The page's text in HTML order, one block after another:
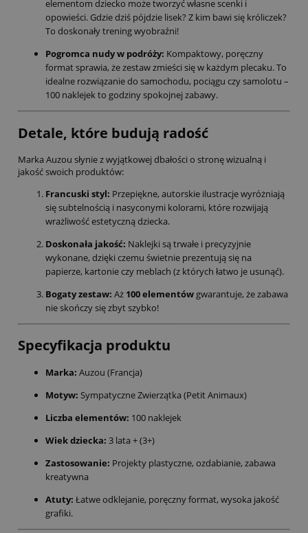
elementom dziecko może tworzyć własne scenki i
opowieści. Gdzie dziś pójdzie lisek? Z kim bawi się króliczek?
To doskonały trening wyobraźni!
Pogromca nudy w podróży: Kompaktowy, poręczny
format sprawia, że zestaw zmieści się w każdym plecaku. To
idealne rozwiązanie do samochodu, pociągu czy samolotu –
100 naklejek to godziny spokojnej zabawy.
Detale, które budują radość
Marka Auzou słynie z wyjątkowej dbałości o stronę wizualną i
jakość swoich produktów:
Francuski styl: Przepiękne, autorskie ilustracje wyróżniają
się subtelnością i nasyconymi kolorami, które rozwijają
wrażliwość estetyczną dziecka.
Doskonała jakość: Naklejki są trwałe i precyzyjnie
wykonane, dzięki czemu świetnie prezentują się na
papierze, kartonie czy meblach (z których łatwo je usunąć).
Bogaty zestaw: Aż 100 elementów gwarantuje, że zabawa
nie skończy się zbyt szybko!
Specyfikacja produktu
Marka: Auzou (Francja)
Motyw: Sympatyczne Zwierzątka (Petit Animaux)
Liczba elementów: 100 naklejek
Wiek dziecka: 3 lata + (3+)
Zastosowanie: Projekty plastyczne, ozdabianie, zabawa
kreatywna
Atuty: Łatwe odklejanie, poręczny format, wysoka jakość
grafiki.